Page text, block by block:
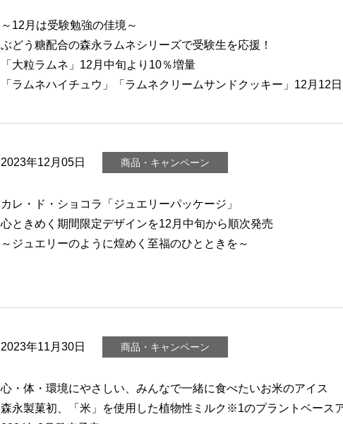
～12月は受験勉強の佳境～
ぶどう糖配合の森永ラムネシリーズで受験生を応援！
「大粒ラムネ」12月中旬より10％増量
「ラムネハイチュウ」「ラムネクリームサンドクッキー」12月12
2023年12月05日 商品・キャンペーン
カレ・ド・ショコラ「ジュエリーパッケージ」
心ときめく期間限定デザインを12月中旬から順次発売
～ジュエリーのように煌めく至福のひとときを～
2023年11月30日 商品・キャンペーン
心・体・環境にやさしい、みんなで一緒に食べたいお米のアイス
森永製菓初、「米」を使用した植物性ミルク※1のプラントベース